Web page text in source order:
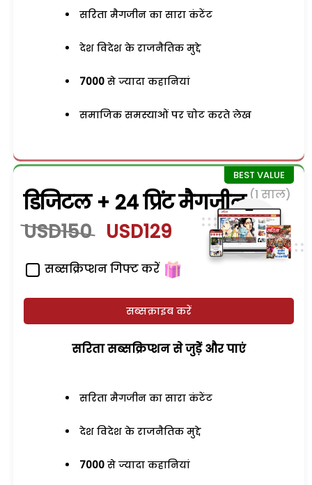
सरिता मैगजीन का सारा कंटेंट
देश विदेश के राजनैतिक मुद्दे
7000 से ज्यादा कहानियां
समाजिक समस्याओं पर चोट करते लेख
डिजिटल + 24 प्रिंट मैगजीन (1 साल)
USD150 USD129
सब्सक्रिप्शन गिफ्ट करें
सब्सक्राइब करें
सरिता सब्सक्रिप्शन से जुड़ेें और पाएं
सरिता मैगजीन का सारा कंटेंट
देश विदेश के राजनैतिक मुद्दे
7000 से ज्यादा कहानियां